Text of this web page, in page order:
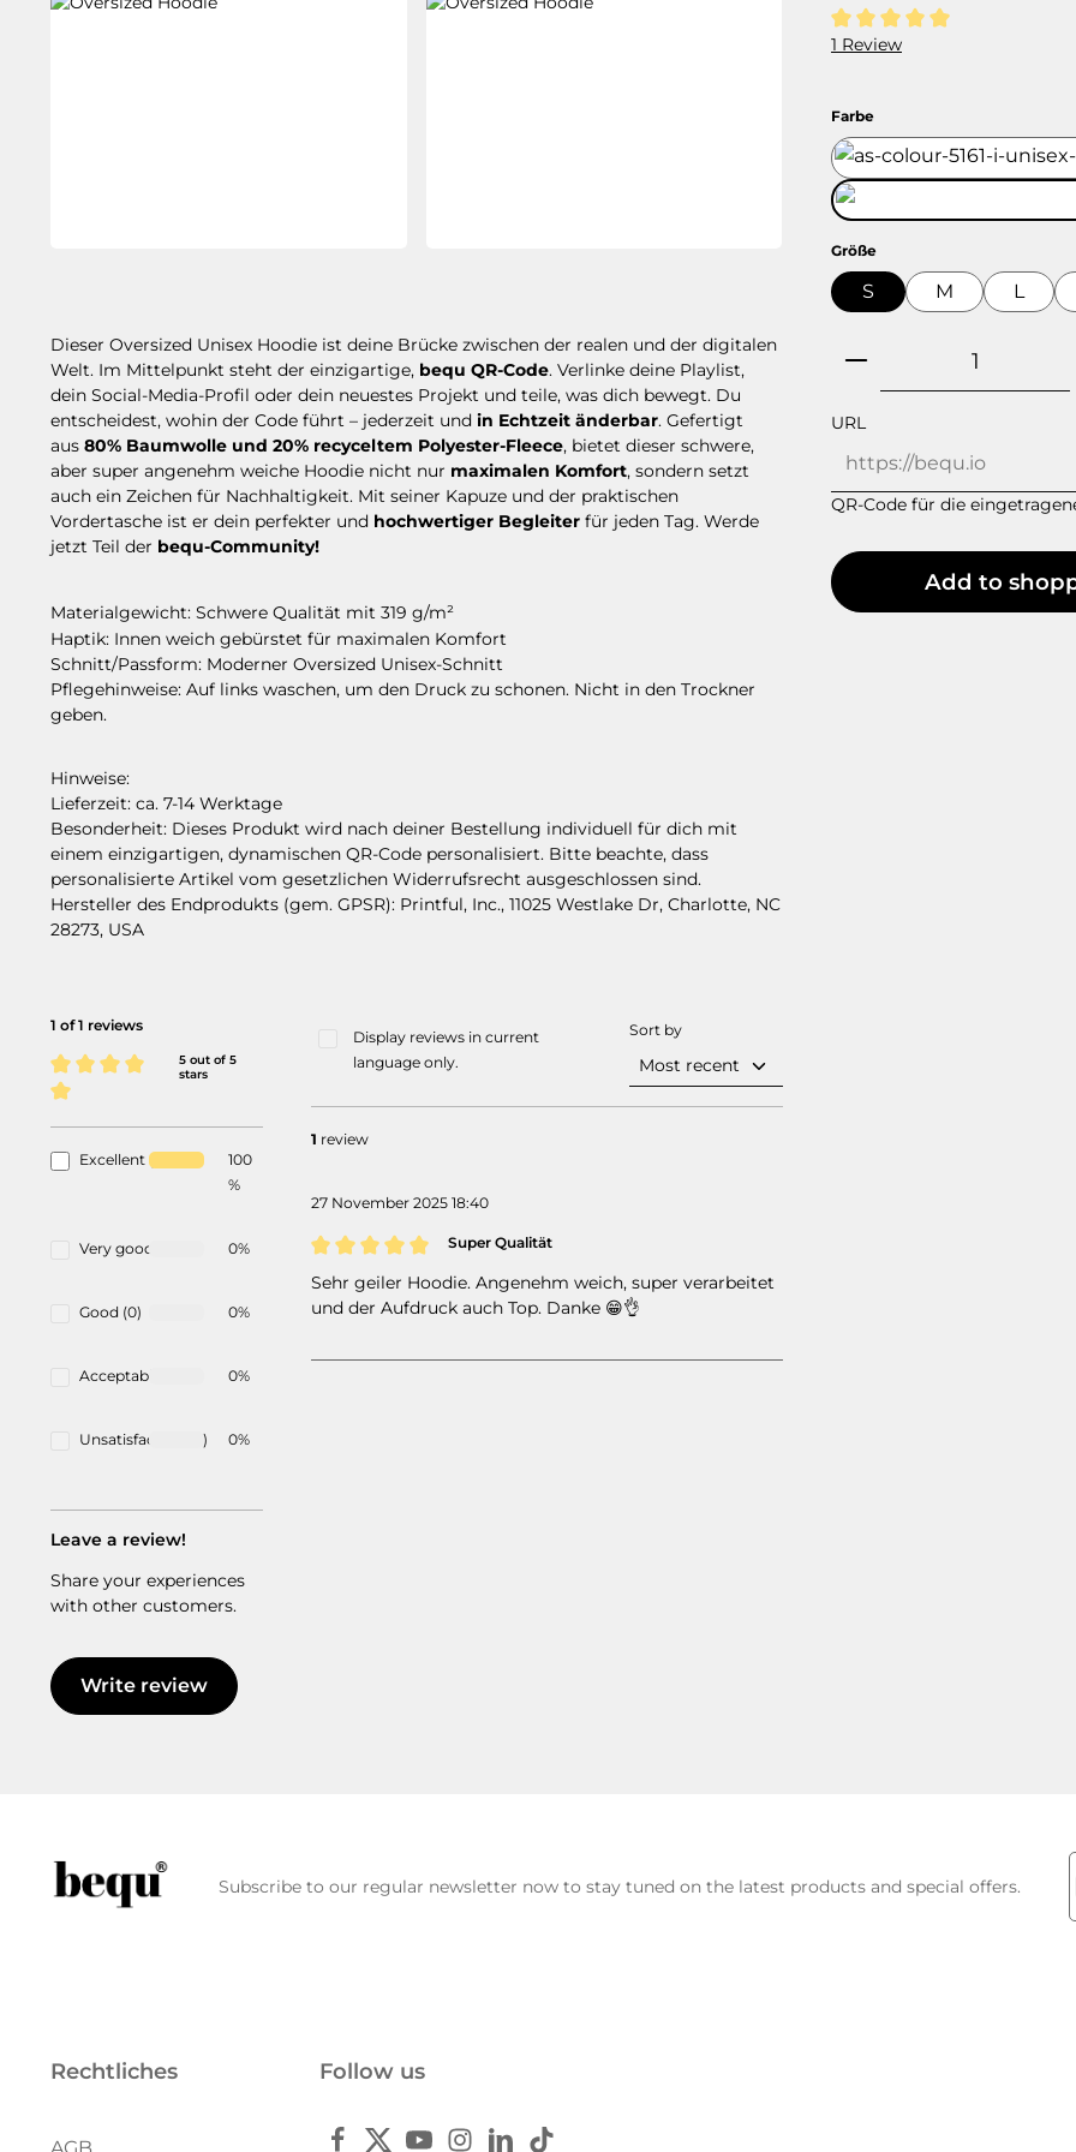
Average rating of 5 out of 5
1 Review
Select
Farbe
Select
Größe
S M L
Product
URL
QR-Code für die
Add to
Dieser Oversized Unisex Hoodie ist deine Brücke zwischen der realen und der digitalen
Welt. Im Mittelpunkt steht der einzigartige, bequ QR-Code. Verlinke deine Playlist,
dein Social-Media-Profil oder dein neuestes Projekt und teile, was dich bewegt. Du
entscheidest, wohin der Code führt – jederzeit und in Echtzeit änderbar. Gefertigt
aus 80% Baumwolle und 20% recyceltem Polyester-Fleece, bietet dieser schwere,
aber super angenehm weiche Hoodie nicht nur maximalen Komfort, sondern setzt
auch ein Zeichen für Nachhaltigkeit. Mit seiner Kapuze und der praktischen
Vordertasche ist er dein perfekter und hochwertiger Begleiter für jeden Tag. Werde
jetzt Teil der bequ-Community!
Materialgewicht: Schwere Qualität mit 319 g/m²
Haptik: Innen weich gebürstet für maximalen Komfort
Schnitt/Passform: Moderner Oversized Unisex-Schnitt
Pflegehinweise: Auf links waschen, um den Druck zu schonen. Nicht in den Trockner
geben.
Hinweise:
Lieferzeit: ca. 7-14 Werktage
Besonderheit: Dieses Produkt wird nach deiner Bestellung individuell für dich mit
einem einzigartigen, dynamischen QR-Code personalisiert. Bitte beachte, dass
personalisierte Artikel vom gesetzlichen Widerrufsrecht ausgeschlossen sind.
Hersteller des Endprodukts (gem. GPSR): Printful, Inc., 11025 Westlake Dr, Charlotte, NC
28273, USA
1 of 1 reviews
5 out of 5
stars
Excellent (1)
100
%
Very good (0) 0%
Good (0) 0%
Acceptable (0) 0%
Unsatisfactory (0) 0%
Leave a review!
Share your experiences
with other customers.
Write review
Display reviews in current
language only.
Sort by
1 review
27 November 2025 18:40
Review with rating of 5 out of 5 stars
Super Qualität
Sehr geiler Hoodie. Angenehm weich, super verarbeitet
und der Aufdruck auch Top. Danke 😁👌
Subscribe to our regular newsletter now to stay tuned on the latest products and special offers.
Rechtliches Follow us